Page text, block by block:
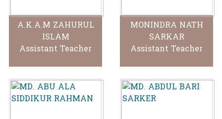
A.K.A.M ZAHURUL
ISLAM
Assistant Teacher
MONINDRA NATH
SARKAR
Assistant Teacher